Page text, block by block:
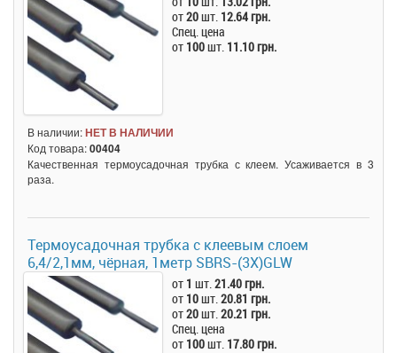
от20шт. 12.64 грн.
Спец. цена
от 100шт. 11.10 грн.
В наличии:НЕТ В НАЛИЧИИ
Код товара:00404
Качественная термоусадочная трубка с клеем. Усаживается в 3
раза.
Термоусадочная трубка c клеевым слоем
6,4/2,1мм, чёрная, 1метр SBRS-(3X)GLW
от 1 шт.21.40 грн.
от 10шт.20.81 грн.
от20шт.20.21 грн.
Спец. цена
от 100шт. 17.80 грн.